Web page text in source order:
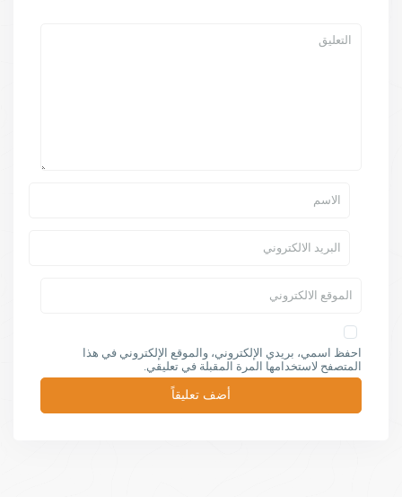
احفظ اسمي، بريدي الإلكتروني، والموقع الإلكتروني في هذا
المتصفح لاستخدامها المرة المقبلة في تعليقي.